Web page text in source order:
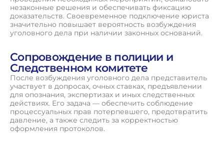
незаконные решения и обеспечивать фиксацию
доказательств. Своевременное подключение юриста
значительно повышает вероятность возбуждения
уголовного дела при наличии законных оснований.
Сопровождение в полиции и
Следственном комитете
После возбуждения уголовного дела представитель
участвует в допросах, очных ставках, предъявлении
для опознания, экспертизах и иных следственных
действиях. Его задача — обеспечить соблюдение
процессуальных прав потерпевшего, предотвратить
давление, а также следить за корректностью
оформления протоколов.